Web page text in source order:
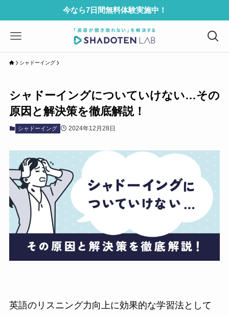
今なら7日間無料体験実施中！
シャドーイング
シャドーイングについていけない…その
原因と解決策を徹底解説！
シャドーイング 2024年12月28日
英語のリスニング力向上に効果的な学習法として